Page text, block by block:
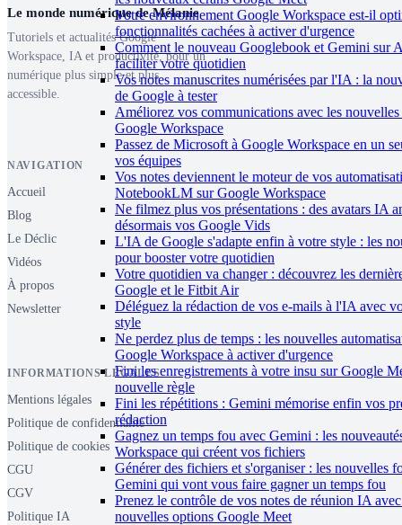
Votre environnement Google Workspace est-il
fonctionnalités cachées à activer d'urgence
Comment le nouveau Googlebook et Gemini sur
faciliter votre quotidien
Vos notes manuscrites numérisées par l'IA : la
de Google à tester
Améliorez vos communications avec les nouvelles
Google Workspace
Passez de Microsoft à Google Workspace en un
vos équipes
Vos notes deviennent le moteur de vos
NotebookLM sur Google Workspace
Ne filmez plus vos présentations : des avatars IA
désormais vos Google Vids
L'IA de Google s'adapte enfin à votre style : les
pour booster votre quotidien
Votre quotidien va changer : découvrez les
Google et le Fitbit Air
Déléguez la rédaction de vos e-mails à l'IA avec
style
Ne perdez plus de temps : les nouvelles
Google Workspace à activer d'urgence
Fini les enregistrements à votre insu sur Google
nouvelle règle
Fini les répétitions : Gemini mémorise enfin vos
rédaction
Gagnez un temps fou avec Gemini : les
Workspace qui créent vos fichiers
Générer des fichiers et s'organiser : les nouvelles
Gemini qui vont vous faire gagner un temps fou
Prenez le contrôle de vos notes de réunion IA
nouvelles options Google Meet
Le monde numérique de Mélanie
Tutoriels et actualités Google
Workspace, IA et productivité, pour un
numérique plus simple et plus
accessible.
NAVIGATION
Accueil
Blog
Le Déclic
Vidéos
À propos
Newsletter
INFORMATIONS LÉGALES
Mentions légales
Politique de confidentialité
Politique de cookies
CGU
CGV
Politique IA